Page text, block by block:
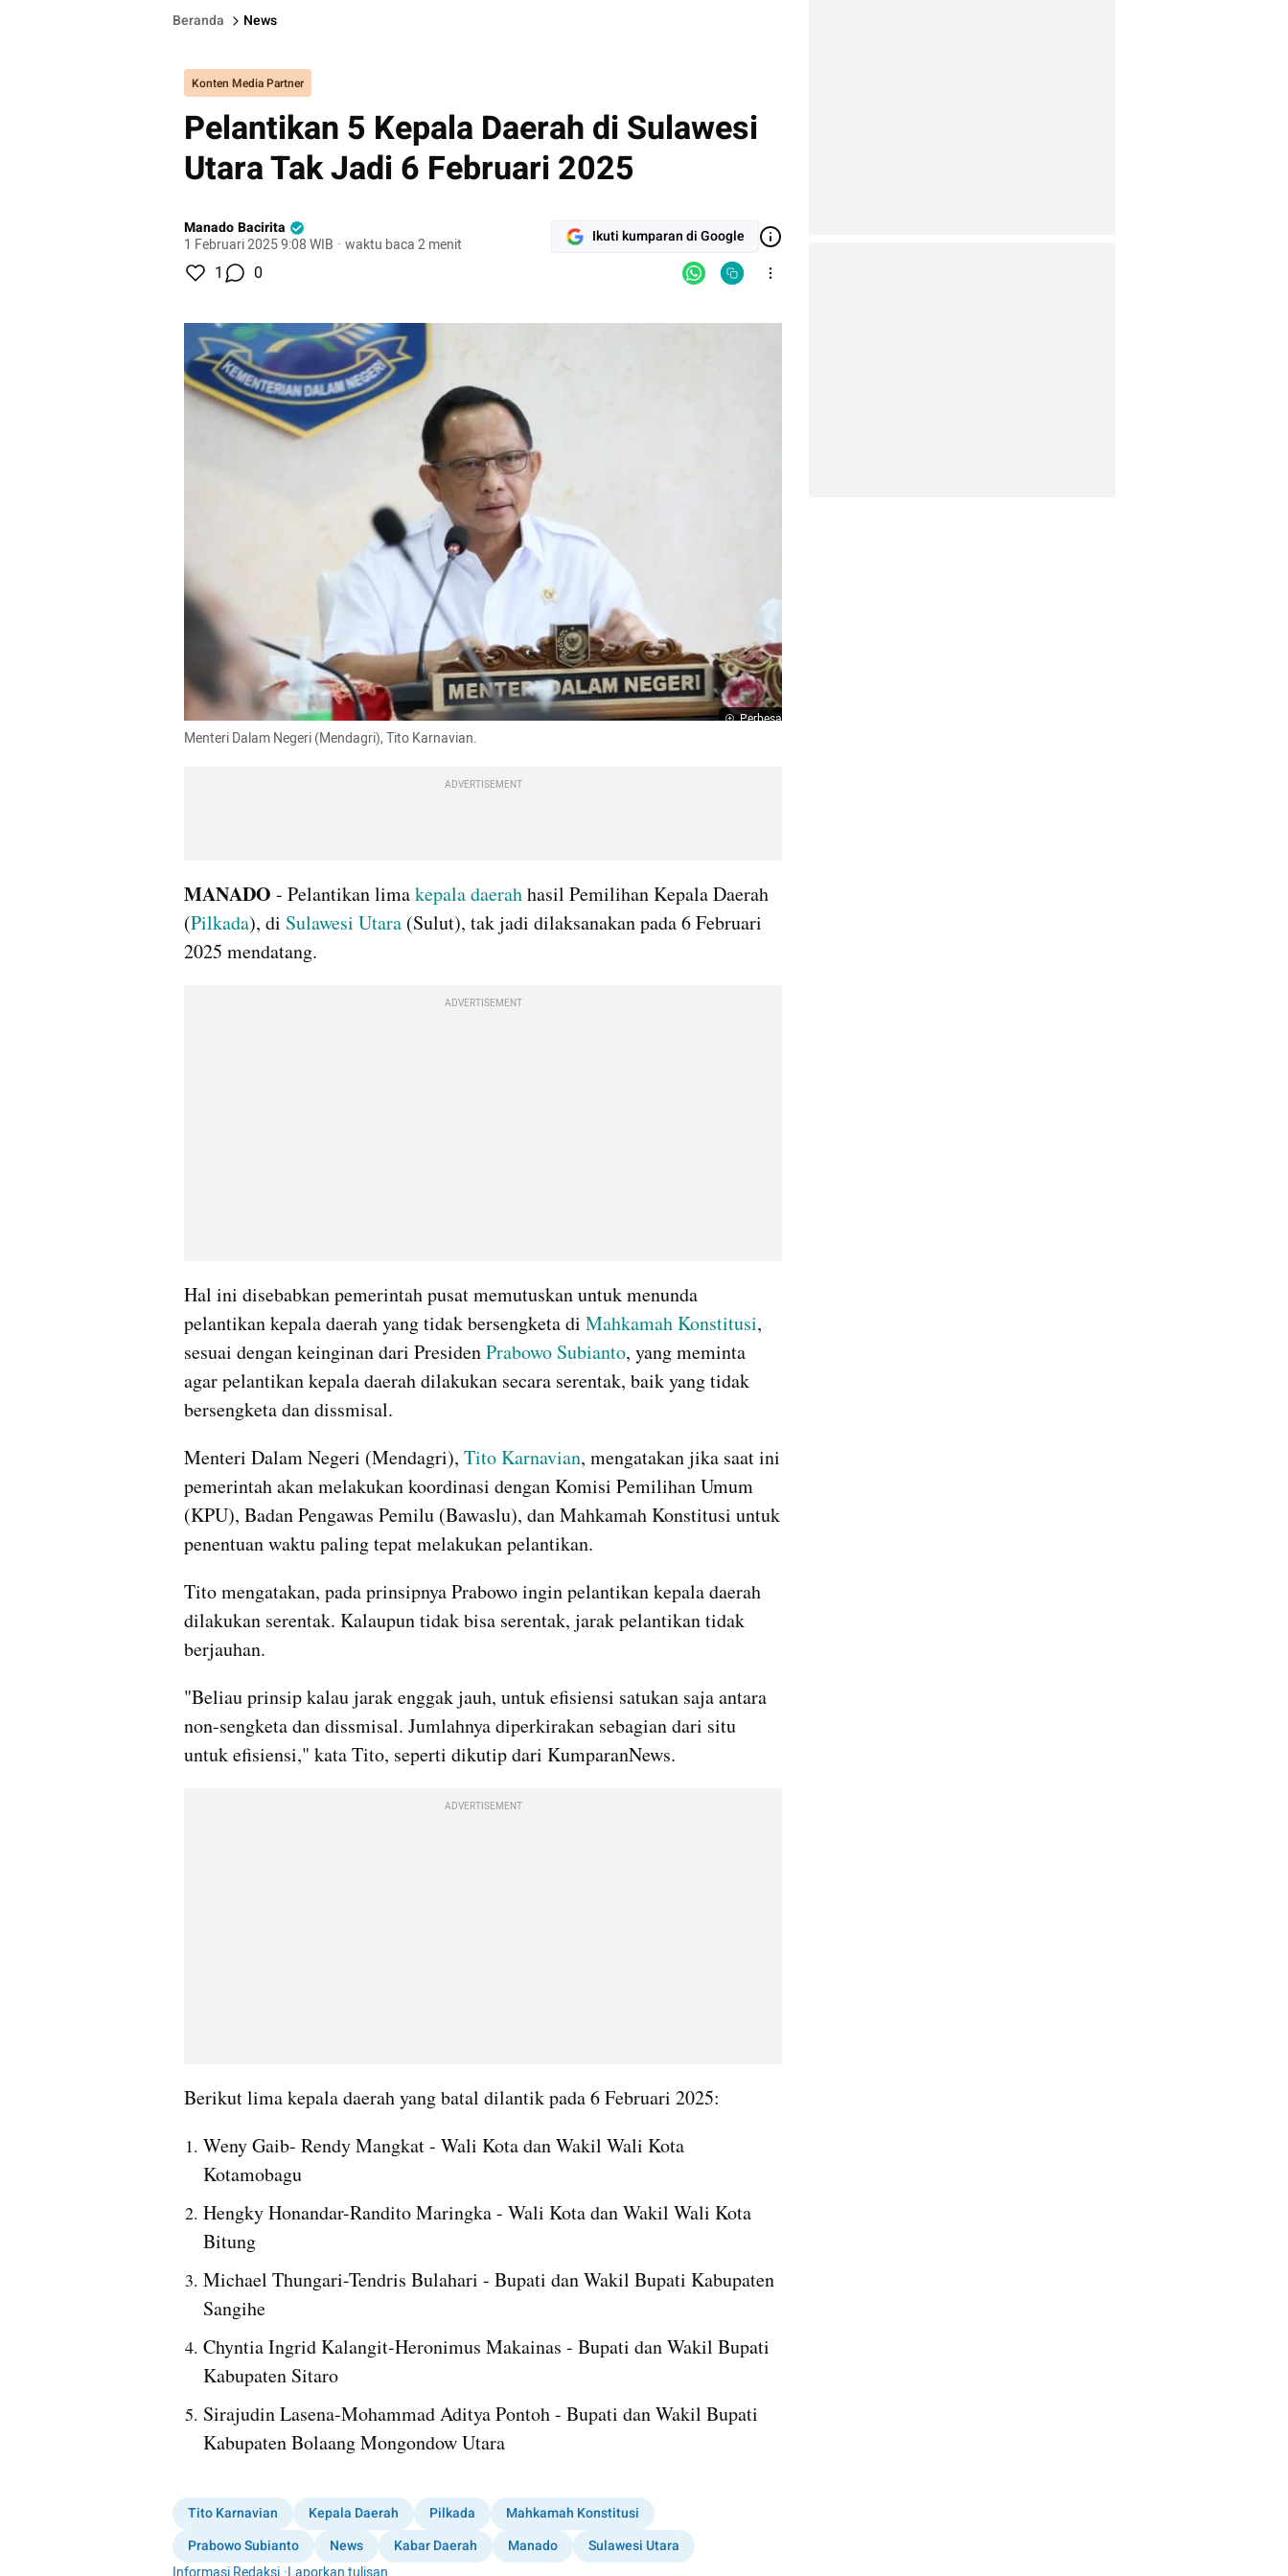
Beranda News
Konten Media Partner
Pelantikan 5 Kepala Daerah di Sulawesi
Utara Tak Jadi 6 Februari 2025
Manado Bacirita
1 Februari 2025 9:08 WIB · waktu baca 2 menit Ikuti kumparan di Google
1 0
Perbesar
Menteri Dalam Negeri (Mendagri), Tito Karnavian.
ADVERTISEMENT
MANADO - Pelantikan lima kepala daerah hasil Pemilihan Kepala Daerah
(Pilkada), di Sulawesi Utara (Sulut), tak jadi dilaksanakan pada 6 Februari
2025 mendatang.
ADVERTISEMENT
Hal ini disebabkan pemerintah pusat memutuskan untuk menunda
pelantikan kepala daerah yang tidak bersengketa di Mahkamah Konstitusi,
sesuai dengan keinginan dari Presiden Prabowo Subianto, yang meminta
agar pelantikan kepala daerah dilakukan secara serentak, baik yang tidak
bersengketa dan dissmisal.
Menteri Dalam Negeri (Mendagri), Tito Karnavian, mengatakan jika saat ini
pemerintah akan melakukan koordinasi dengan Komisi Pemilihan Umum
(KPU), Badan Pengawas Pemilu (Bawaslu), dan Mahkamah Konstitusi untuk
penentuan waktu paling tepat melakukan pelantikan.
Tito mengatakan, pada prinsipnya Prabowo ingin pelantikan kepala daerah
dilakukan serentak. Kalaupun tidak bisa serentak, jarak pelantikan tidak
berjauhan.
"Beliau prinsip kalau jarak enggak jauh, untuk efisiensi satukan saja antara
non-sengketa dan dissmisal. Jumlahnya diperkirakan sebagian dari situ
untuk efisiensi," kata Tito, seperti dikutip dari KumparanNews.
ADVERTISEMENT
Berikut lima kepala daerah yang batal dilantik pada 6 Februari 2025:
Weny Gaib- Rendy Mangkat - Wali Kota dan Wakil Wali Kota
Kotamobagu
Hengky Honandar-Randito Maringka - Wali Kota dan Wakil Wali Kota
Bitung
Michael Thungari-Tendris Bulahari - Bupati dan Wakil Bupati Kabupaten
Sangihe
Chyntia Ingrid Kalangit-Heronimus Makainas - Bupati dan Wakil Bupati
Kabupaten Sitaro
Sirajudin Lasena-Mohammad Aditya Pontoh - Bupati dan Wakil Bupati
Kabupaten Bolaang Mongondow Utara
Tito Karnavian Kepala Daerah Pilkada
Mahkamah Konstitusi
Prabowo Subianto
News Kabar Daerah Manado
Sulawesi Utara